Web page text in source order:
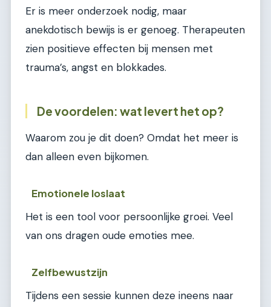
Er is meer onderzoek nodig, maar
anekdotisch bewijs is er genoeg. Therapeuten
zien positieve effecten bij mensen met
trauma’s, angst en blokkades.
De voordelen: wat levert het op?
Waarom zou je dit doen? Omdat het meer is
dan alleen even bijkomen.
Emotionele loslaat
Het is een tool voor persoonlijke groei. Veel
van ons dragen oude emoties mee.
Zelfbewustzijn
Tijdens een sessie kunnen deze ineens naar